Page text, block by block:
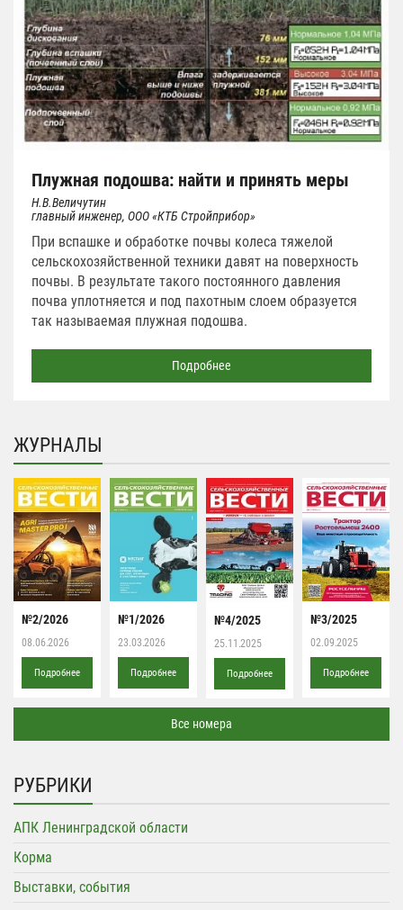
Плужная подошва: найти и принять меры
Н.В.Величутин
главный инженер, ООО «КТБ Стройприбор»
При вспашке и обработке почвы колеса тяжелой
сельскохозяйственной техники давят на поверхность
почвы. В результате такого постоянного давления
почва уплотняется и под пахотным слоем образуется
так называемая плужная подошва.
Подробнее
ЖУРНАЛЫ
№2/2026
08.06.2026
Подробнее
№1/2026
23.03.2026
Подробнее
№4/2025
25.11.2025
Подробнее
№3/2025
02.09.2025
Подробнее
Все номера
РУБРИКИ
АПК Ленинградской области
Корма
Выставки, события